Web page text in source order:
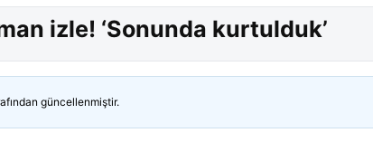
izle! ‘Sonunda kurtulduk’
güncellenmiştir.